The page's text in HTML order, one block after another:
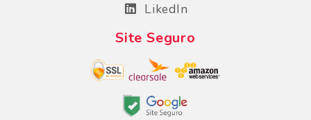
LikedIn
Site Seguro